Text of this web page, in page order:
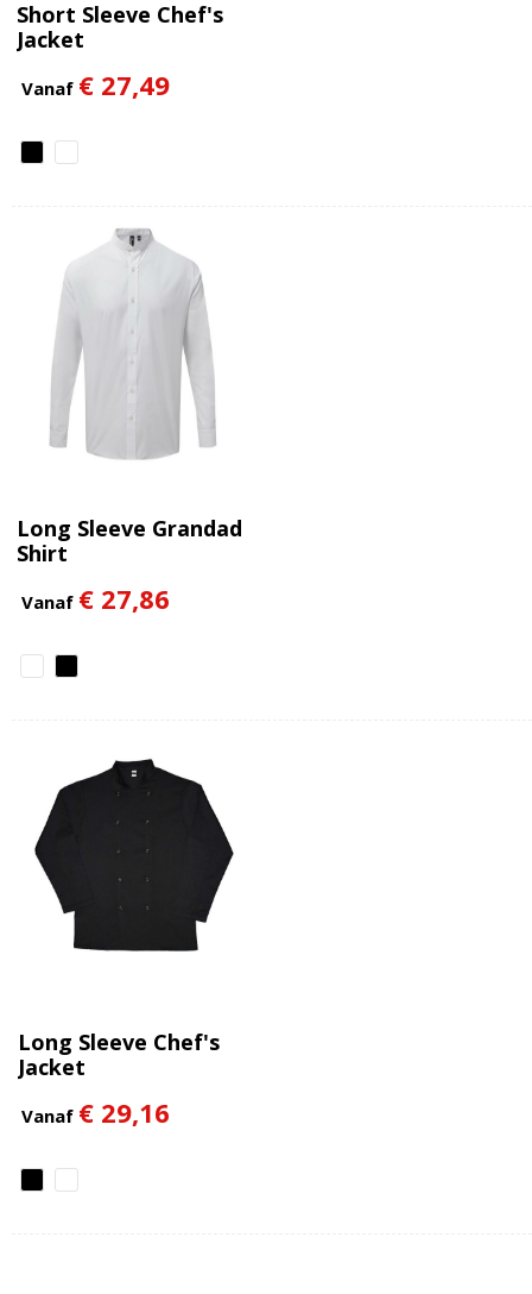
Short Sleeve Chef's
Jacket
Vanaf € 27,49
Long Sleeve Grandad
Shirt
Vanaf € 27,86
Long Sleeve Chef's
Jacket
Vanaf € 29,16